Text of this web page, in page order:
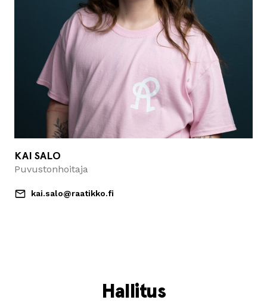
KAI SALO
Puvustonhoitaja
kai.salo@raatikko.fi
Hallitus